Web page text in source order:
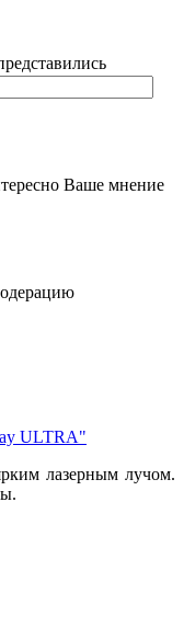
Ваше мнение
ULTRA"
лазерным лучом.